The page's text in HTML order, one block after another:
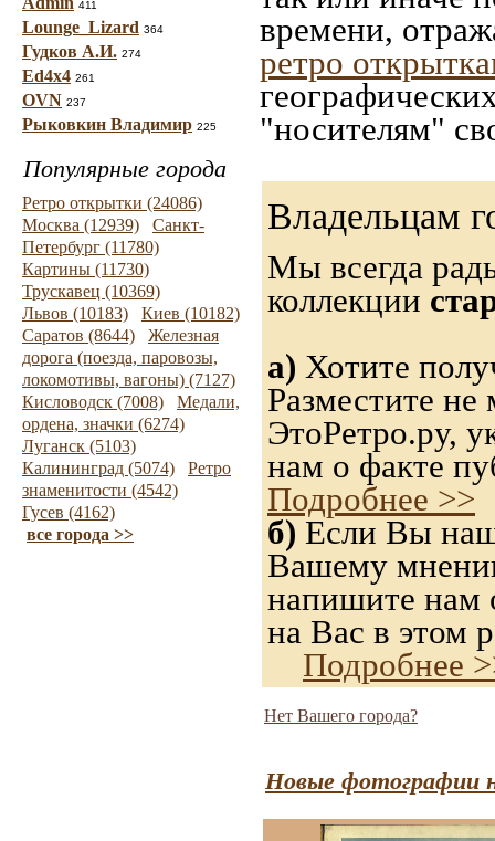
411
Lounge_Lizard 364
Гудков А.И. 274
Ed4x4 261
OVN 237
Рыковкин Владимир 225
Популярные города
Ретро открытки (24086)
Москва (12939)
Санкт-
Петербург (11780)
Картины (11730)
Трускавец (10369)
Львов (10183)
Киев (10182)
Саратов (8644)
Железная
дорога (поезда, паровозы,
локомотивы, вагоны) (7127)
Кисловодск (7008)
Медали,
ордена, значки (6274)
Луганск (5103)
Калининград (5074)
Ретро
знаменитости (4542)
Гусев (4162)
все города >>
времени,
ретро
"носителям"
Владельцам
Мы всегда
коллекции
а) Хотите
Разместите
ЭтоРетро.ру,
нам о факте
Подробнее >>
б) Если Вы
Вашему
напишите нам
на Вас в этом
Подробнее
Нет Вашего города?
Новые фотографии